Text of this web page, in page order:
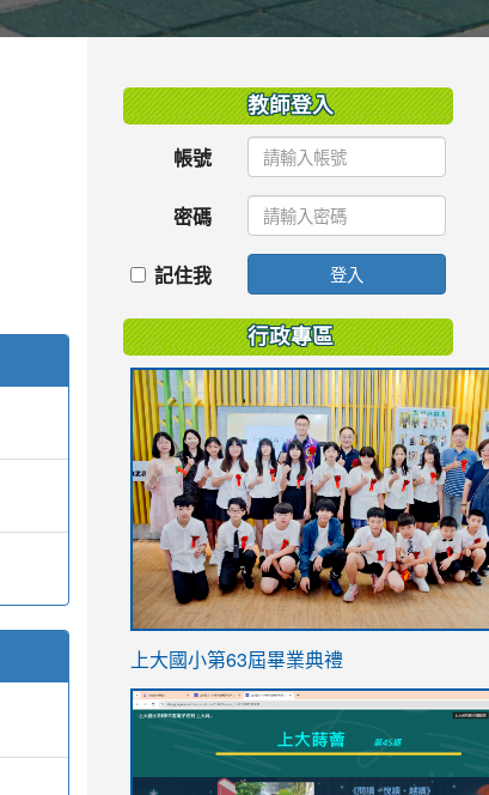
教師登入
帳號
密碼
記住我 登入
行政專區
link
https://sites.google.com/stes.tyc.edu.tw/
上大國小第63屆畢業典禮
link